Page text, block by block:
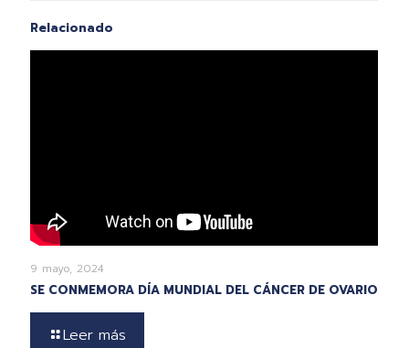
Relacionado
9 mayo, 2024
SE CONMEMORA DÍA MUNDIAL DEL CÁNCER DE OVARIO
Leer más